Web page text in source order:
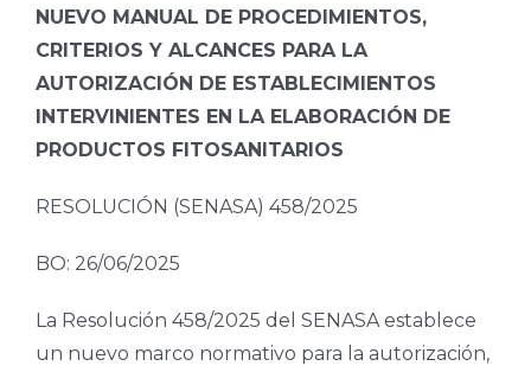
NUEVO MANUAL DE PROCEDIMIENTOS,
CRITERIOS Y ALCANCES PARA LA
AUTORIZACIÓN DE ESTABLECIMIENTOS
INTERVINIENTES EN LA ELABORACIÓN DE
PRODUCTOS FITOSANITARIOS
RESOLUCIÓN (SENASA) 458/2025
BO: 26/06/2025
La Resolución 458/2025 del SENASA establece
un nuevo marco normativo para la autorización,